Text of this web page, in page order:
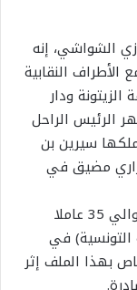
الشواشي، إنه
النقابية
الزيتونة ودار
الرئيس الراحل
سيرين بن
مضيق في
وتقرر فيما يخص إذاعة الزيتونة التي تعدّ حوالي 35 عاملا
التونسية) في
بهذا الملف إثر